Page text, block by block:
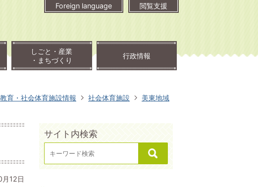
Foreign language 閲覧支援
しごと・産業
・まちづくり
行政情報
育・社会体育施設情報 社会体育施設
美東地域
12日
サイト内検索